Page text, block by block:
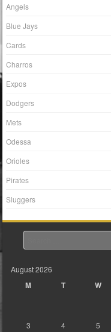
Angels
Blue Jays
Cards
Charros
Expos
Dodgers
Mets
Odessa
Orioles
Pirates
Sluggers
August 2026
M T W
3
4 5